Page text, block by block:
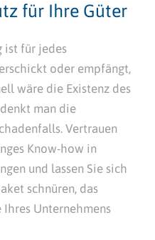
für Ihre Güter
ist für jedes
oder empfängt,
wäre die Existenz des
man die
Vertrauen
Know-how in
und lassen Sie sich
schnüren, das
Unternehmens